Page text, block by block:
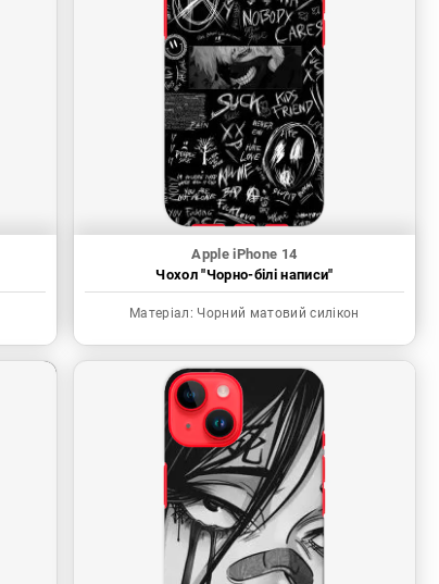
Apple iPhone 14
Чохол "Чорно-білі написи"
Матеріал: Чорний матовий силікон